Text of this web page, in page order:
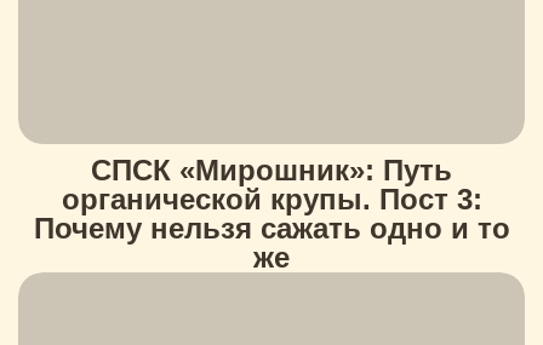
СПСК «Мирошник»: Путь
органической крупы. Пост 3:
Почему нельзя сажать одно и то
же